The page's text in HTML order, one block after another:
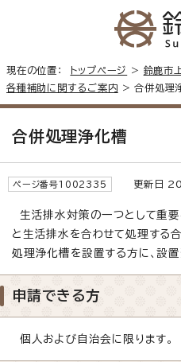
現在の位置： トップページ > 鈴鹿市
各種補助に関するご案内 > 合併処理
合併処理浄化槽
ページ番号1002335 更新日
生活排水対策の一つとして重要
と生活排水を合わせて処理する
処理浄化槽を設置する方に、設
申請できる方
個人および自治会に限ります。